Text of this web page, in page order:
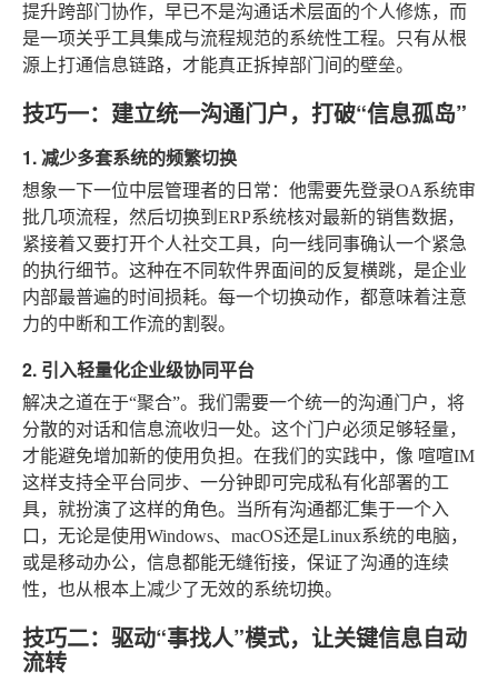
提升跨部门协作，早已不是沟通话术层面的个人修炼，而
是一项关乎工具集成与流程规范的系统性工程。只有从根
源上打通信息链路，才能真正拆掉部门间的壁垒。
技巧一：建立统一沟通门户，打破“信息孤岛”
1. 减少多套系统的频繁切换
想象一下一位中层管理者的日常：他需要先登录OA系统审
批几项流程，然后切换到ERP系统核对最新的销售数据，
紧接着又要打开个人社交工具，向一线同事确认一个紧急
的执行细节。这种在不同软件界面间的反复横跳，是企业
内部最普遍的时间损耗。每一个切换动作，都意味着注意
力的中断和工作流的割裂。
2. 引入轻量化企业级协同平台
解决之道在于“聚合”。我们需要一个统一的沟通门户，将
分散的对话和信息流收归一处。这个门户必须足够轻量，
才能避免增加新的使用负担。在我们的实践中，像 喧喧IM
这样支持全平台同步、一分钟即可完成私有化部署的工
具，就扮演了这样的角色。当所有沟通都汇集于一个入
口，无论是使用Windows、macOS还是Linux系统的电脑，
或是移动办公，信息都能无缝衔接，保证了沟通的连续
性，也从根本上减少了无效的系统切换。
技巧二：驱动“事找人”模式，让关键信息自动
流转